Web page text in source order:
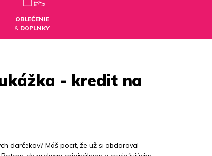
OBLEČENIE
& DOPLNKY
- kredit na
darčekov? Máš pocit, že už si obdaroval